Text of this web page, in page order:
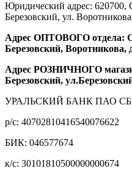
Юридический адрес: 620700,
Березовский, ул.
Адрес ОПТОВОГО отдела:
Березовский, Воротникова,
Адрес РОЗНИЧНОГО
Березовский,
УРАЛЬСКИЙ БАНК ПАО
р/c: 40702810416540076622
БИК: 046577674
к/c: 30101810500000000674